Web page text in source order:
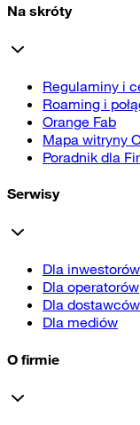
Na skróty
Regulaminy i
Roaming i
Orange Fab
Mapa witryny
Poradnik dla
Serwisy
Dla inwestorów
Dla operatorów
Dla dostawców
Dla mediów
O firmie